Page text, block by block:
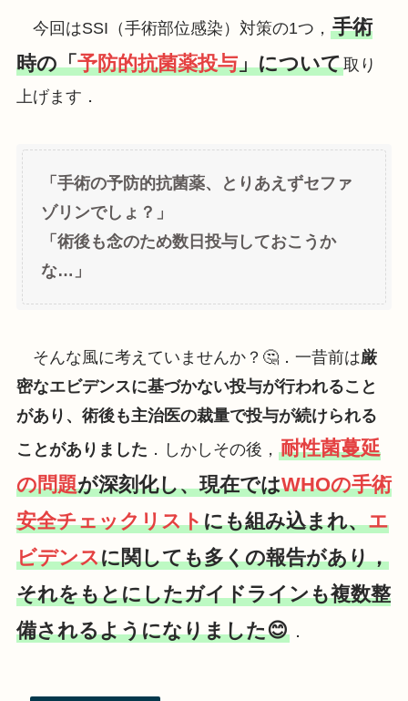
今回はSSI（手術部位感染）対策の1つ， 手術
時の「予防的抗菌薬投与」について取り
上げます．
「手術の予防的抗菌薬、とりあえずセファ
ゾリンでしょ？」
「術後も念のため数日投与しておこうか
な…」
そんな風に考えていませんか？🤔．一昔前は厳
密なエビデンスに基づかない投与が行われること
があり、術後も主治医の裁量で投与が続けられる
ことがありました ．しかしその後， 耐性菌蔓延
の問題が深刻化し、現在ではWHOの手術
安全チェックリストにも組み込まれ、エ
ビデンスに関しても多くの報告があり，
それをもとにしたガイドラインも複数整
備されるようになりました😊．